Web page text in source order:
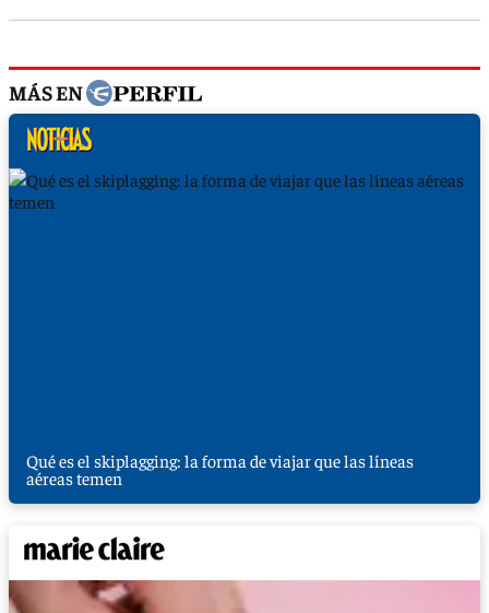
MÁS EN
Qué es el skiplagging: la forma de viajar que las líneas
aéreas temen